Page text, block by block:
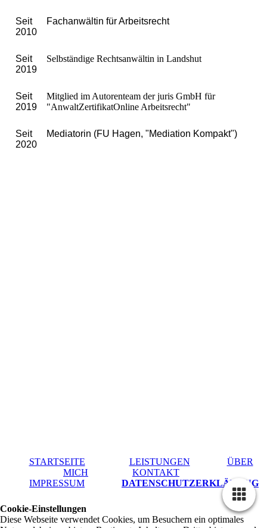
Seit
2010
Fachanwältin für Arbeitsrecht
Seit
2019
Selbständige Rechtsanwältin in Landshut
Seit
2019
Mitglied im Autorenteam der juris GmbH für
"AnwaltZertifikatOnline Arbeitsrecht"
Seit
2020
Mediatorin (FU Hagen, "Mediation Kompakt")
STARTSEITE LEISTUNGEN
ÜBER
MICH
KONTAKT
IMPRESSUM
DATENSCHUTZERKLÄRUNG
Cookie-Einstellungen
Diese Webseite verwendet Cookies, um Besuchern ein optimales